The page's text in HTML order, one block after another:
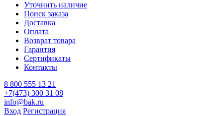
Уточнить наличие
Поиск заказа
Доставка
Оплата
Возврат товара
Гарантия
Сертификаты
Контакты
8 800 555 13 21
+7(473) 300 31 08
info@bak.ru
Вход Регистрация